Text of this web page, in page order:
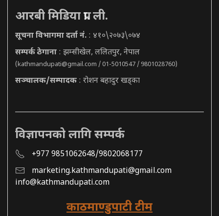
आरबी मिडिया प्रा. ली.
सूचना विभागमा दर्ता नं. : ४१०\२०७३\०७४
सम्पर्क ठेगाना : झम्सीखेल, ललितपुर, नेपाल
(kathmandupati@gmail.com / 01-5010547 / 9801028760)
सञ्चालक/सम्पादक : रोशन बहादुर खड्का
विज्ञापनको लागि सम्पर्क
+977 9851062648/9802068177
marketing.kathmandupati@gmail.com
info@kathmandupati.com
काठमाण्डुपाटी टीम